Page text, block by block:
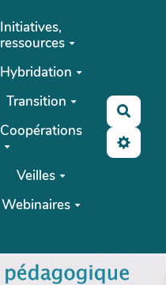
Initiatives,
ressources
Hybridation
Transition
Coopérations
Veilles
Webinaires